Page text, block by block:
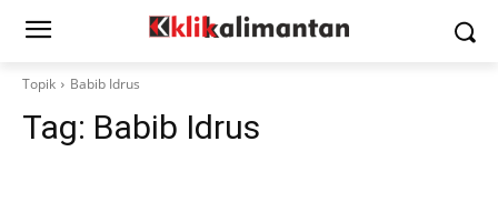
Topik Babib Idrus
Tag: Babib Idrus